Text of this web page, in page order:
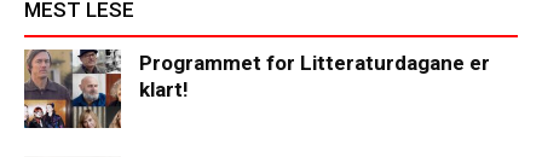
MEST LESE
Programmet for Litteraturdagane er
klart!